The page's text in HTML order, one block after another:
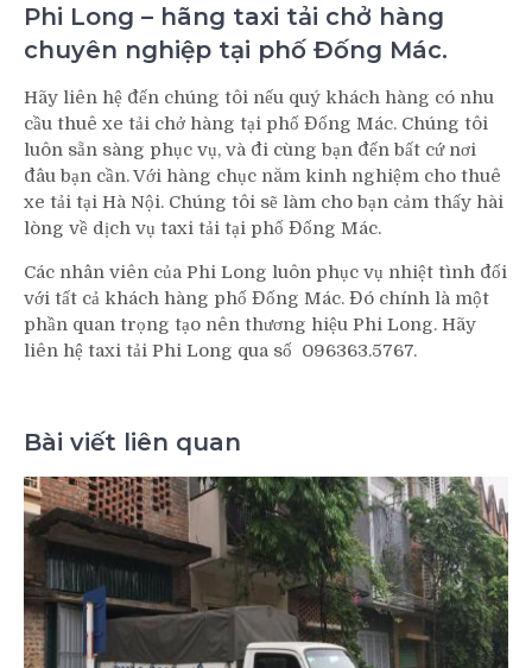
Phi Long – hãng taxi tải chở hàng
chuyên nghiệp tại phố Đống Mác.
Hãy liên hệ đến chúng tôi nếu quý khách hàng có nhu
cầu thuê xe tải chở hàng tại phố Đống Mác. Chúng tôi
luôn sẵn sàng phục vụ, và đi cùng bạn đến bất cứ nơi
đâu bạn cần. Với hàng chục năm kinh nghiệm cho thuê
xe tải tại Hà Nội. Chúng tôi sẽ làm cho bạn cảm thấy hài
lòng về dịch vụ taxi tải tại phố Đống Mác.
Các nhân viên của Phi Long luôn phục vụ nhiệt tình đối
với tất cả khách hàng phố Đống Mác. Đó chính là một
phần quan trọng tạo nên thương hiệu Phi Long. Hãy
liên hệ taxi tải Phi Long qua số 096363.5767.
Bài viết liên quan